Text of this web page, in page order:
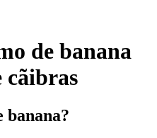
de banana
cãibras
banana?